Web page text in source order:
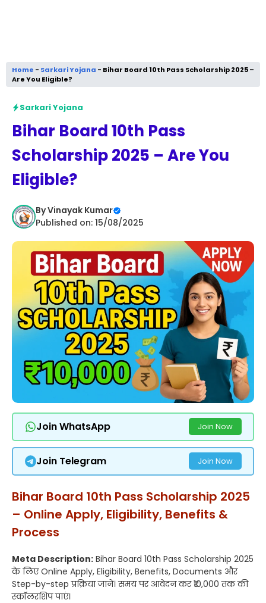
Home - Sarkari Yojana - Bihar Board 10th Pass Scholarship 2025 –
Are You Eligible?
Sarkari Yojana
Bihar Board 10th Pass
Scholarship 2025 – Are You
Eligible?
ByVinayak Kumar
Published on: 15/08/2025
Join WhatsApp Join Now
Join Telegram Join Now
Bihar Board 10th Pass Scholarship 2025
– Online Apply, Eligibility, Benefits &
Process
Meta Description: Bihar Board 10th Pass Scholarship 2025
के लिए Online Apply, Eligibility, Benefits, Documents और
Step-by-step प्रक्रिया जानें। समय पर आवेदन कर ₹10,000 तक की
स्कॉलरशिप पाएं।